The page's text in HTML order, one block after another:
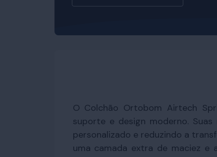
O Colchão Ortobom Airtech
suporte e design moderno.
personalizado e reduzindo a
uma camada extra de maciez e